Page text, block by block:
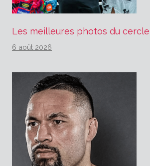
Les meilleures photos du
6 août 2026